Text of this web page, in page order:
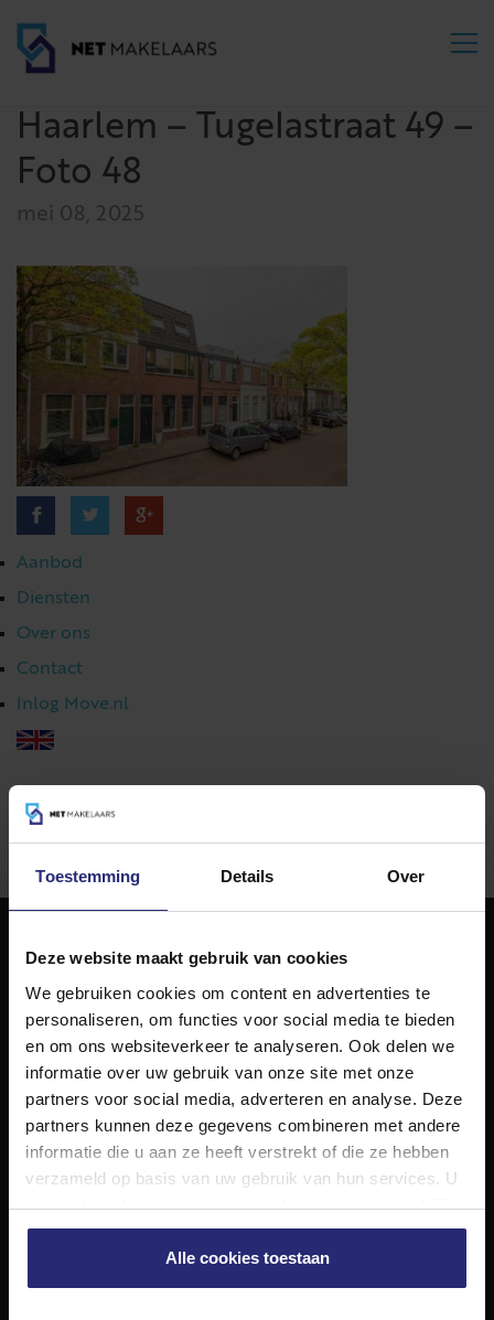
Toestemming Details Over
Deze website maakt gebruik van cookies
We gebruiken cookies om content en advertenties te
personaliseren, om functies voor social media te bieden
en om ons websiteverkeer te analyseren. Ook delen we
informatie over uw gebruik van onze site met onze
partners voor social media, adverteren en analyse. Deze
partners kunnen deze gegevens combineren met andere
informatie die u aan ze heeft verstrekt of die ze hebben
verzameld op basis van uw gebruik van hun services. U
gaat akkoord met onze cookies als u onze website blijft
gebruiken.
Alle cookies toestaan
Haarlem – Tugelastraat 49 –
Foto 48
mei 08, 2025
Aanbod
Diensten
Over ons
Contact
Inlog Move.nl
023 303 54 44
NET Makelaars
NET Makelaars is een modern makelaarskantoor met
decennialange ervaring in het vak en diepgaande kennis
van de huizenmarkt in Haarlem en omstreken.
Volg ons op
Diensten
Aankoop